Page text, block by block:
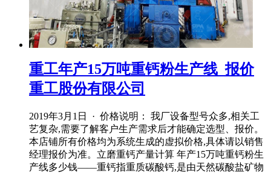
重工年产15万吨重钙粉生产线_报价
重工股份有限公司
2019年3月1日 · 价格说明： 我厂设备型号众多,相关工
艺复杂,需要了解客户生产需求后才能确定选型、报价。
本店铺所有价格均为系统生成的虚拟价格,具体请以销售
经理报价为准。立磨重钙产量计算 年产15万吨重钙粉生
产线多少钱——重钙指重质碳酸钙,是由天然碳酸盐矿物